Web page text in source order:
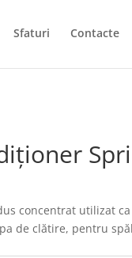
Sfaturi Contacte
concentrat utilizat
de clătire, pentru